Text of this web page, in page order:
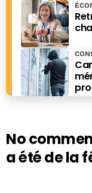
No
a été de la